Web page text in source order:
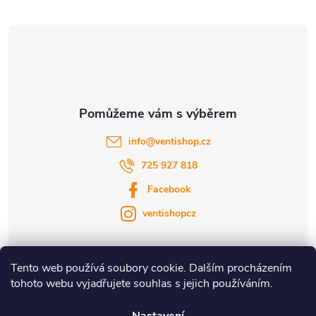
Tento web používá soubory cookie. Dalším procházením
tohoto webu vyjadřujete souhlas s jejich používáním.
info@ventishop.cz
725 927 818
Facebook
ventishopcz
| |